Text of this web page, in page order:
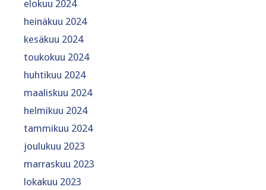
elokuu 2024
heinäkuu 2024
kesäkuu 2024
toukokuu 2024
huhtikuu 2024
maaliskuu 2024
helmikuu 2024
tammikuu 2024
joulukuu 2023
marraskuu 2023
lokakuu 2023